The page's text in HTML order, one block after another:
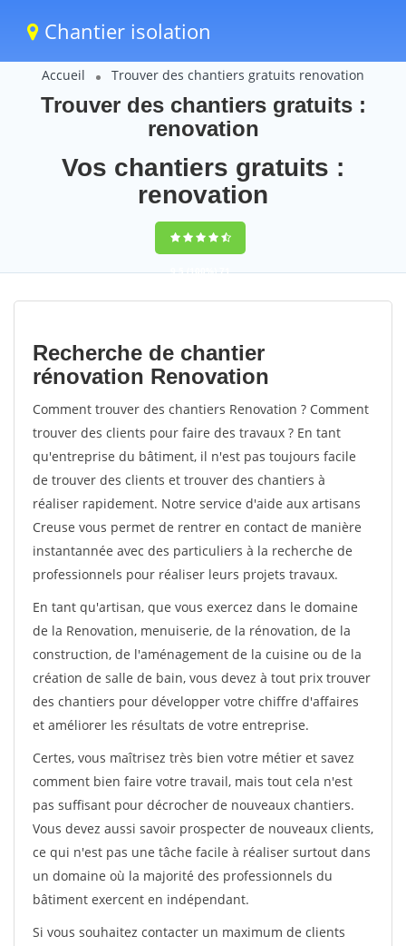
Chantier isolation
Accueil Trouver des chantiers gratuits renovation
Trouver des chantiers gratuits :
renovation
Vos chantiers gratuits :
renovation
9,5(100%)71
votes
Recherche de chantier
rénovation Renovation
Comment trouver des chantiers Renovation ? Comment
trouver des clients pour faire des travaux ? En tant
qu'entreprise du bâtiment, il n'est pas toujours facile
de trouver des clients et trouver des chantiers à
réaliser rapidement. Notre service d'aide aux artisans
Creuse vous permet de rentrer en contact de manière
instantannée avec des particuliers à la recherche de
professionnels pour réaliser leurs projets travaux.
En tant qu'artisan, que vous exercez dans le domaine
de la Renovation, menuiserie, de la rénovation, de la
construction, de l'aménagement de la cuisine ou de la
création de salle de bain, vous devez à tout prix trouver
des chantiers pour développer votre chiffre d'affaires
et améliorer les résultats de votre entreprise.
Certes, vous maîtrisez très bien votre métier et savez
comment bien faire votre travail, mais tout cela n'est
pas suffisant pour décrocher de nouveaux chantiers.
Vous devez aussi savoir prospecter de nouveaux clients,
ce qui n'est pas une tâche facile à réaliser surtout dans
un domaine où la majorité des professionnels du
bâtiment exercent en indépendant.
Si vous souhaitez contacter un maximum de clients